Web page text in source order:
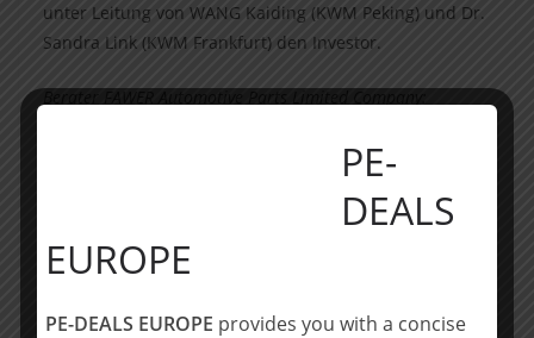
unter Leitung von WANG Kaiding (KWM Peking) und Dr.
Sandra Link (KWM Frankfurt) den Investor.
Dr. Sandra Link, Hui Zhao, Dr. Tilmann Becker, Dr.
Xianrui Wang, Dr. Katrin Thoma, Heling Zhang (alle
Corporate/M&A), Markus Hill (Tax), Daniel Ehret
(Finance), Dr. Johannes Reitzel (Employment)
KWM Peking:
PE-
DEALS
EUROPE
PE-DEALS EUROPE provides you with a concise